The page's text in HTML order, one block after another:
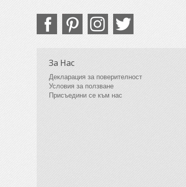
За Нас
Декларация за поверителност
Условия за ползване
Присъедини се към нас